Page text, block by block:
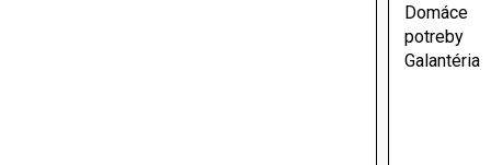
Domáce
potreby
Galantéria